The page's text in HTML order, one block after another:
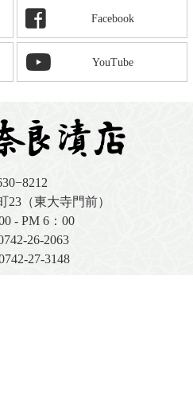
Facebook
YouTube
23（東大寺門前）
- PM 6：00
26-2063
27-3148